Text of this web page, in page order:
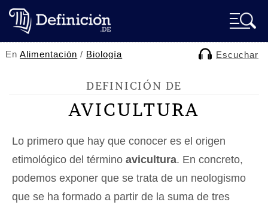
EnAlimentación / Biología Escuchar
DEFINICIÓN DE
AVICULTURA
Lo primero que hay que conocer es el origen
etimológico del término avicultura. En concreto,
podemos exponer que se trata de un neologismo
que se ha formado a partir de la suma de tres